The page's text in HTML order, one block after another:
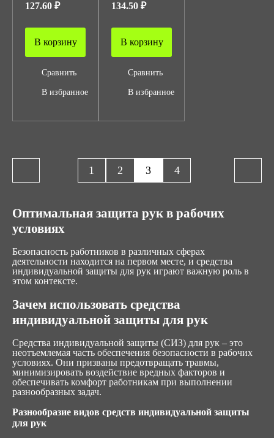
127.60 ₽
В корзину
Сравнить
В избранное
134.50 ₽
В корзину
Сравнить
В избранное
1 2 3 4
Оптимальная защита рук в рабочих
условиях
Безопасность работников в различных сферах
деятельности находится на первом месте, и средства
индивидуальной защиты для рук играют важную роль в
этом контексте.
Зачем использовать средства
индивидуальной защиты для рук
Средства индивидуальной защиты (СИЗ) для рук – это
неотъемлемая часть обеспечения безопасности в рабочих
условиях. Они призваны предотвращать травмы,
минимизировать воздействие вредных факторов и
обеспечивать комфорт работникам при выполнении
разнообразных задач.
Разнообразие видов средств индивидуальной защиты
для рук